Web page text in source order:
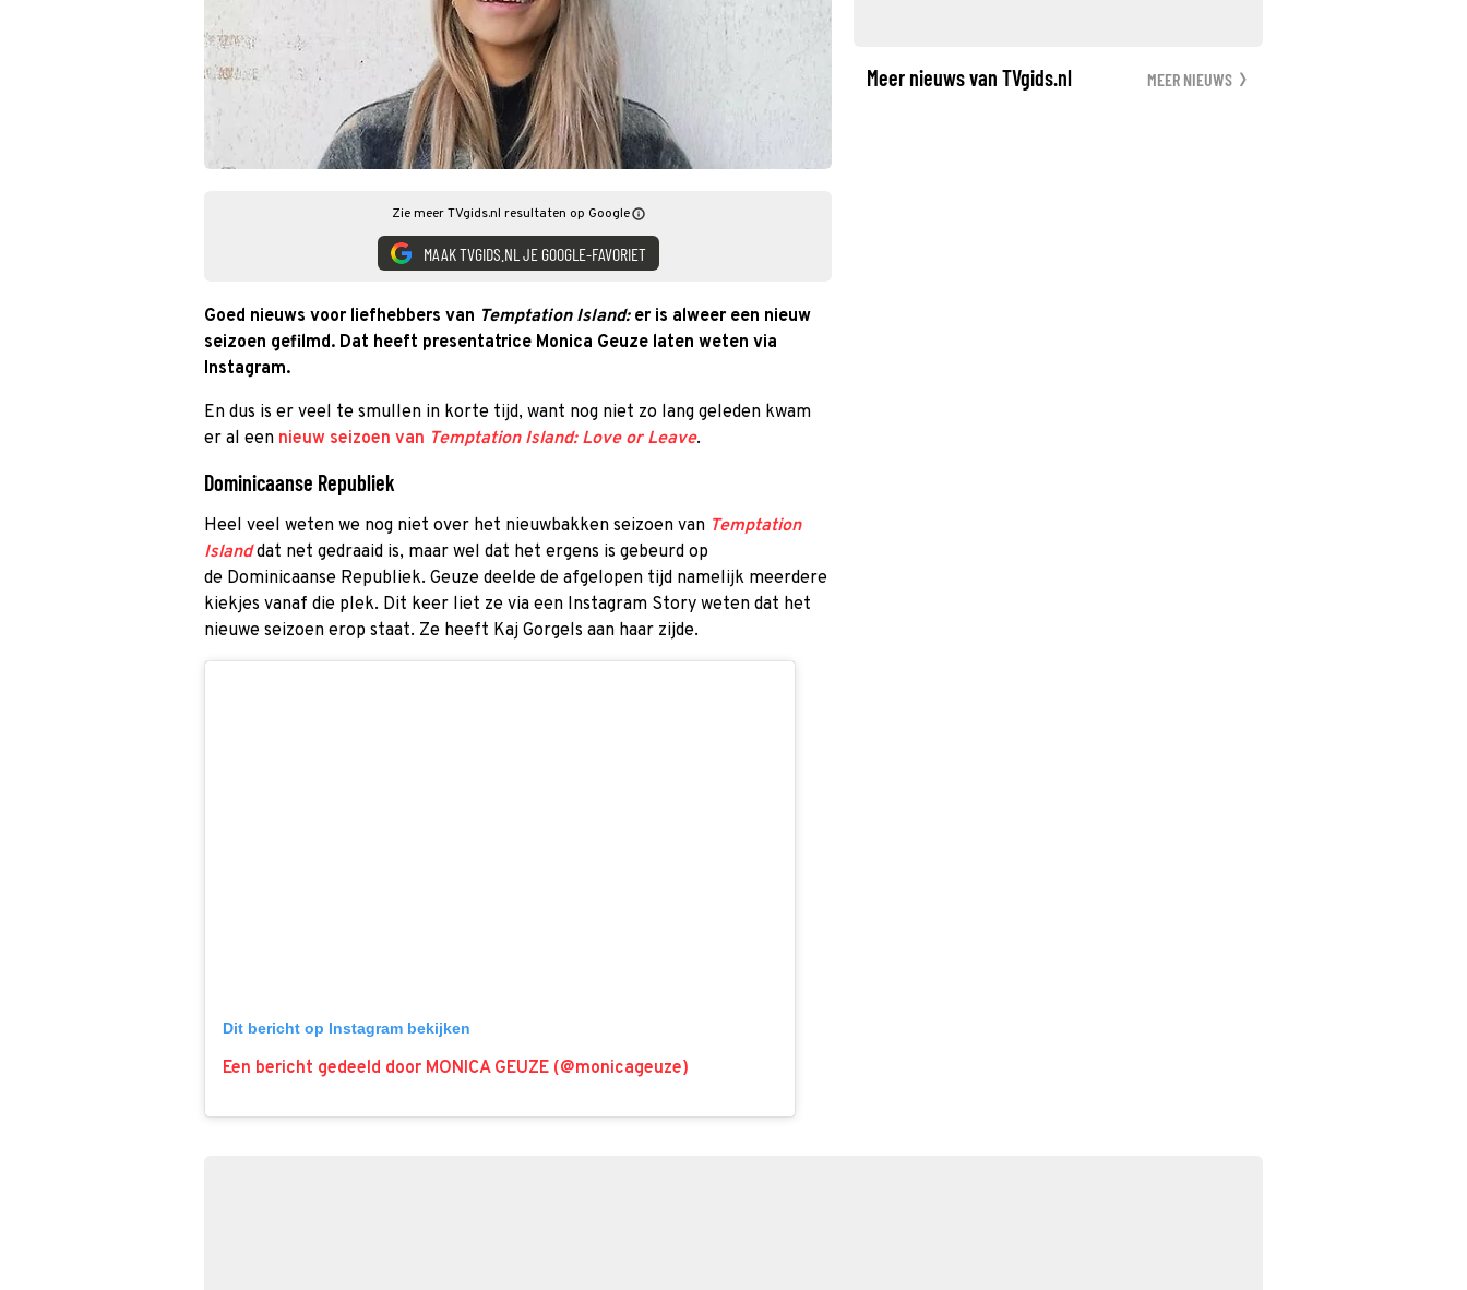
Zie meer TVgids.nl resultaten op Google
MAAK TVGIDS.NL JE GOOGLE-FAVORIET
Goed nieuws voor liefhebbers van Temptation Island: er is alweer een nieuw
seizoen gefilmd. Dat heeft presentatrice Monica Geuze laten weten via
Instagram.
En dus is er veel te smullen in korte tijd, want nog niet zo lang geleden kwam
er al een nieuw seizoen van Temptation Island: Love or Leave.
Dominicaanse Republiek
Heel veel weten we nog niet over het nieuwbakken seizoen van Temptation
Islanddat net gedraaid is, maar wel dat het ergens is gebeurd op
de Dominicaanse Republiek. Geuze deelde de afgelopen tijd namelijk meerdere
kiekjes vanaf die plek. Dit keer liet ze via een Instagram Story weten dat het
nieuwe seizoen erop staat. Ze heeft Kaj Gorgels aan haar zijde.
Dit bericht op Instagram bekijken
Een bericht gedeeld door MONICA GEUZE (@monicageuze)
Meer nieuws van TVgids.nl MEER NIEUWS